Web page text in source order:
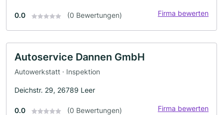
0.0 (0 Bewertungen) Firma bewerten
Autoservice Dannen GmbH
Autowerkstatt · Inspektion
Deichstr. 29, 26789 Leer
0.0 (0 Bewertungen) Firma bewerten